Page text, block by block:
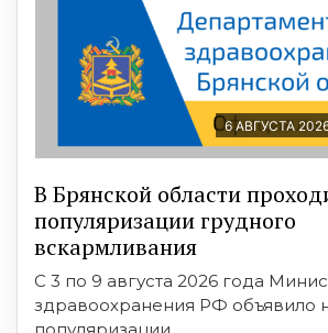
6 АВГУСТА
В Брянской области
популяризации грудного
вскармливания
С 3 по 9 августа 2026 года
здравоохранения РФ объявило